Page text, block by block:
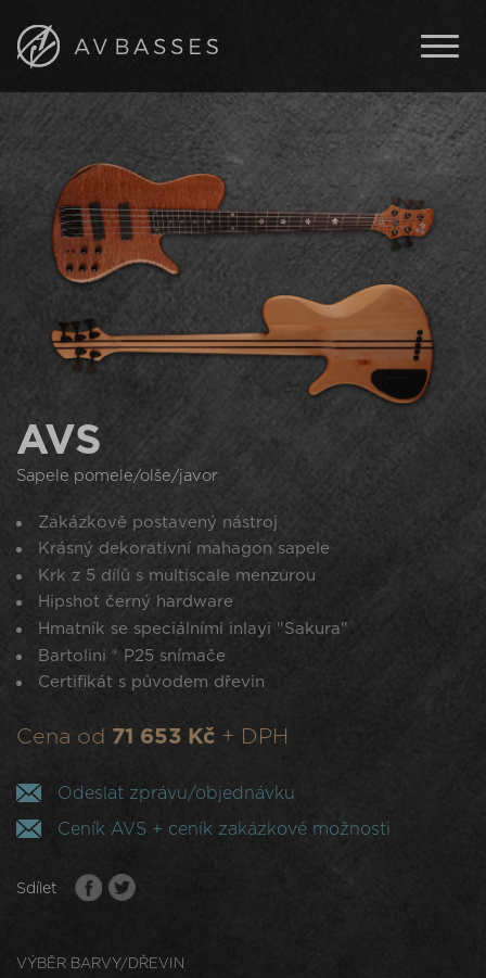
BASKYTARY
VLASTNOSTI
IN STOCK
O AV BASSES
KONTAKT
AVS
Sapele pomele/olše/javor
Zakázkově postavený nástroj
Krásný dekorativní mahagon sapele
Krk z 5 dílů s multiscale menzurou
Hipshot černý hardware
Hmatník se speciálními inlayi "Sakura"
Bartolini ® P25 snímače
Certifikát s původem dřevin
Cena od 71 653 Kč + DPH
Odeslat zprávu/objednávku
Ceník AVS + ceník zakázkové možnosti
Sdílet
VÝBĚR BARVY/DŘEVIN